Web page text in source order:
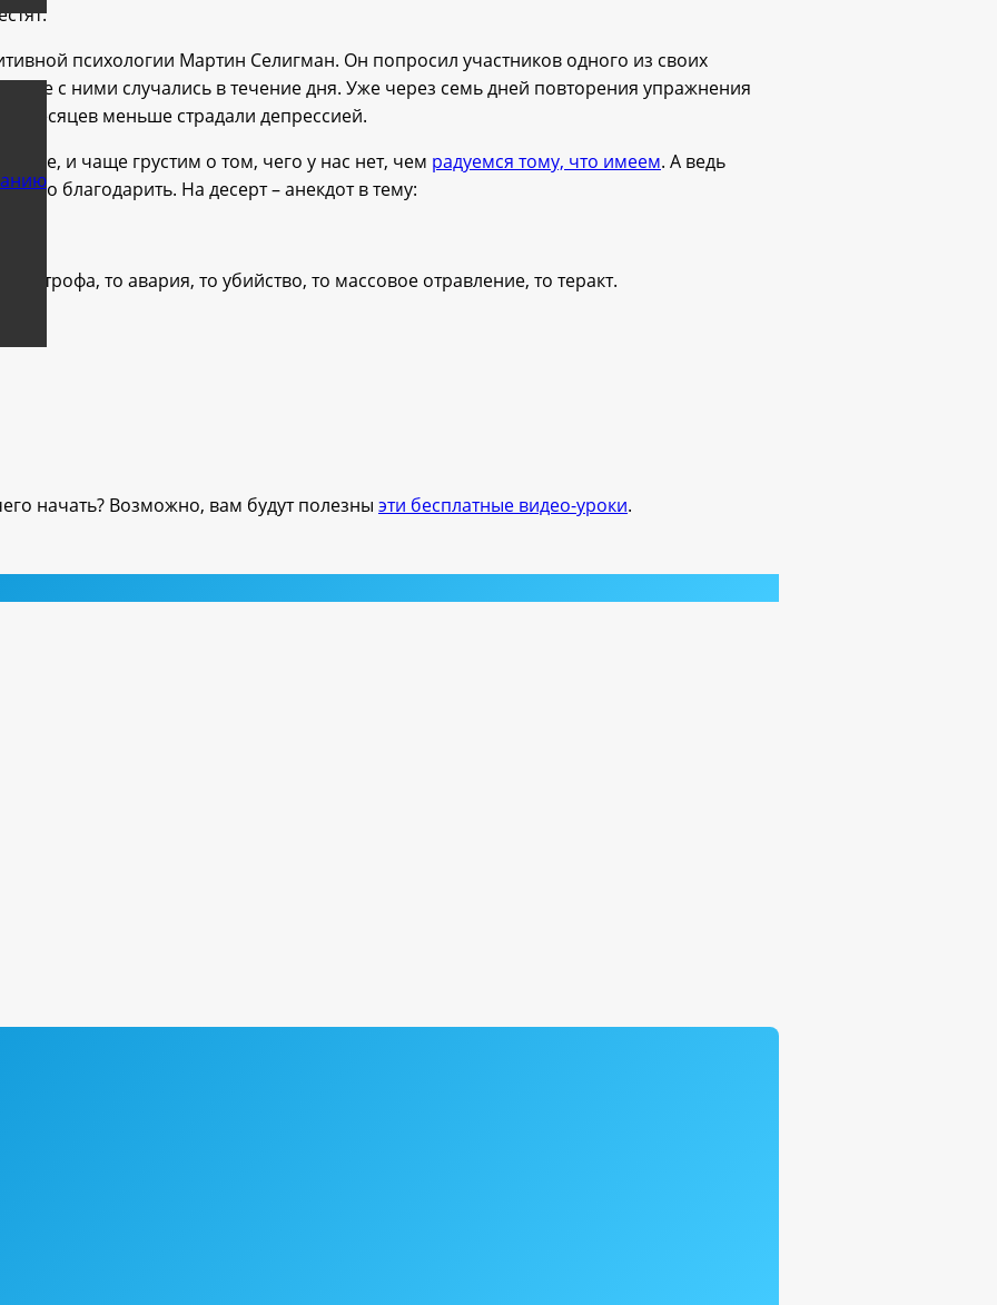
психологии Мартин Селигман. Он попросил участников одного из своих
с ними случались в течение дня. Уже через семь дней повторения упражнения
месяцев меньше страдали депрессией.
и чаще грустим о том, чего у нас нет, чем радуемся тому, что имеем. А ведь
благодарить. На десерт – анекдот в тему:
то авария, то убийство, то массовое отравление, то теракт.
начать? Возможно, вам будут полезны эти бесплатные видео-уроки.